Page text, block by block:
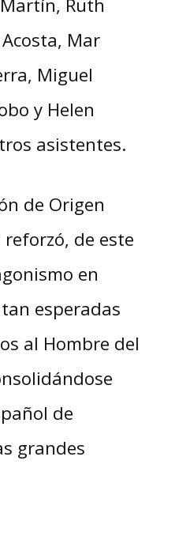
Ruth
Mar
Miguel
y Helen
asistentes.
de Origen
reforzó, de este
en
esperadas
al Hombre del
de
grandes